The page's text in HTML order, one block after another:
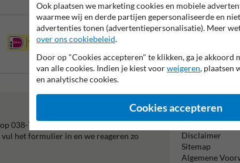
038-7920070.
het formulier in en we reageren zo
Informatie
Product(en)
Cookie /
Disclaimer
Sitemap
Algemene
Ook plaatsen we marketing cookies en mobiele
waarmee wij en derde partijen gepersonaliseerde en
advertenties tonen (advertentiepersonalisatie). Meer
over ons cookiebeleid.
Door op "Cookies accepteren" te klikken, ga je akkoord
van alle cookies. Indien je kiest voorweigeren, plaatsen
en analytische cookies.
Cookies accepteren